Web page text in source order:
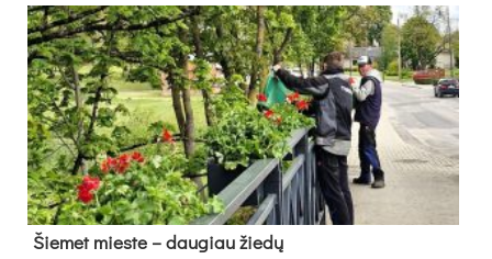
Šie­met mies­te – dau­giau žie­dų